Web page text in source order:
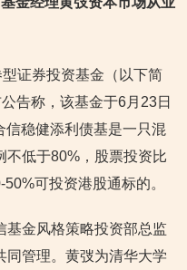
证券投资基金（以下简
告称，该基金于6月23日
信稳健添利债基是一只混
不低于80%，股票投资比
可投资港股通标的。
基金风格策略投资部总监
同管理。黄弢为清华大学